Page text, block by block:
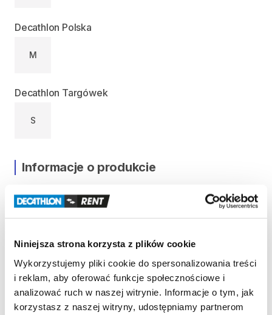
Niniejsza strona korzysta z plików cookie
Wykorzystujemy pliki cookie do spersonalizowania treści
i reklam, aby oferować funkcje społecznościowe i
analizować ruch w naszej witrynie. Informacje o tym, jak
korzystasz z naszej witryny, udostępniamy partnerom
Decathlon Polska
M
Decathlon Targówek
S
Informacje o produkcie
rower
gravelowy do regularnej on komfort
i dobrą trakcję na krętych ścieżkach. Rower o nowej​,​
kołami 650 i oponami 47 Tubeless Ready
rzędowym napędem SRAM APEX1 40T 11​/​42.
Rozm. M od 173 cm do 180 cm wzrostu.